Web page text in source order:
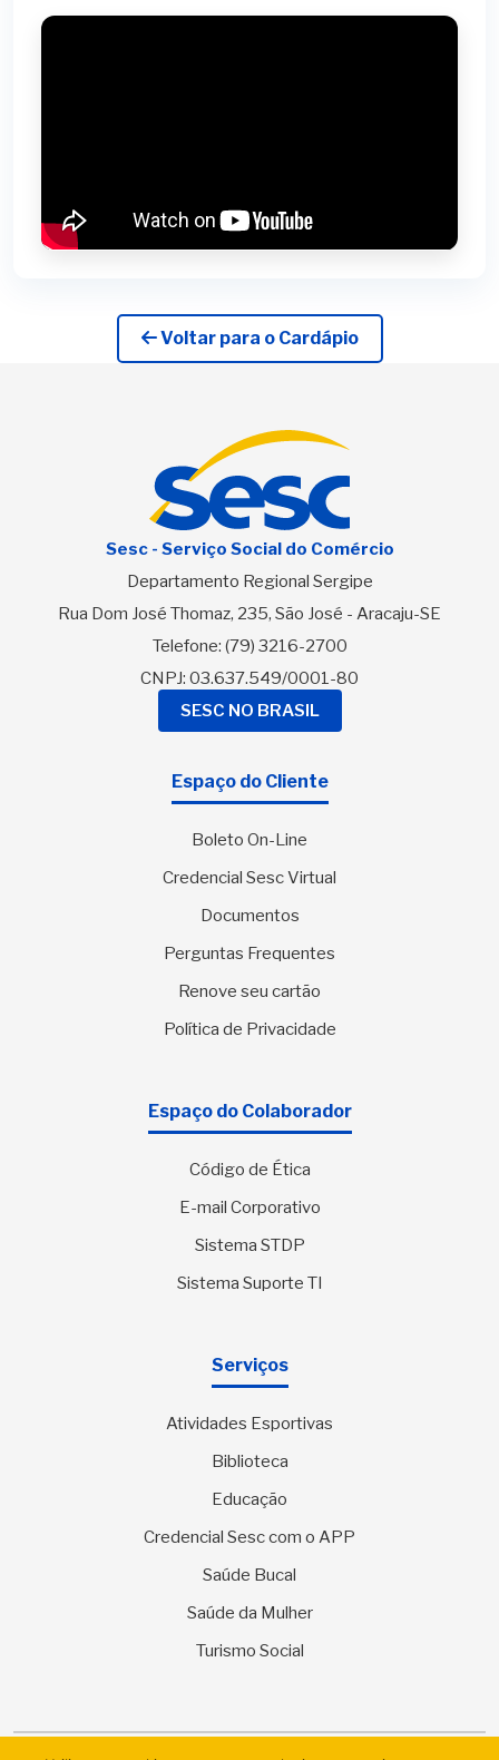
Voltar para o Cardápio
Sesc - Serviço Social do Comércio
Departamento Regional Sergipe
Rua Dom José Thomaz, 235, São José - Aracaju-SE
Telefone: (79) 3216-2700
CNPJ: 03.637.549/0001-80
SESC NO BRASIL
Espaço do Cliente
Boleto On-Line
Credencial Sesc Virtual
Documentos
Perguntas Frequentes
Renove seu cartão
Política de Privacidade
Espaço do Colaborador
Código de Ética
E-mail Corporativo
Sistema STDP
Sistema Suporte TI
Serviços
Atividades Esportivas
Biblioteca
Educação
Credencial Sesc com o APP
Saúde Bucal
Saúde da Mulher
Turismo Social